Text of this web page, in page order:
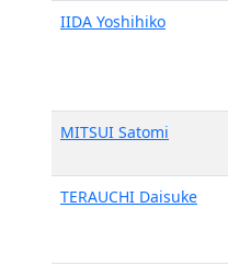
IIDA Yoshihiko
MITSUI Satomi
TERAUCHI Daisuke